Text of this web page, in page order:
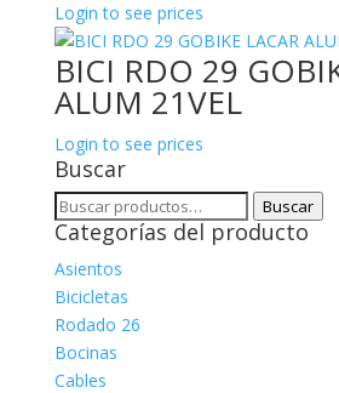
Login to see prices
BICI RDO 29
ALUM 21VEL
Login to see prices
Buscar
Buscar
por:
Buscar
Categorías del producto
Asientos
Bicicletas
Rodado 26
Bocinas
Cables